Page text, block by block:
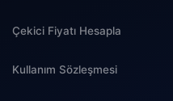
Çekici Fiyatı Hesapla
Kullanım Sözleşmesi